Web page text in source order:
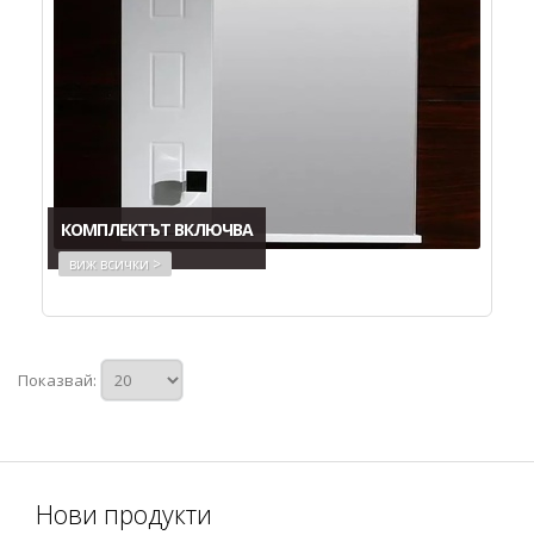
КОМПЛЕКТЪТ ВКЛЮЧВА
виж всички >
Показвай:
Нови продукти